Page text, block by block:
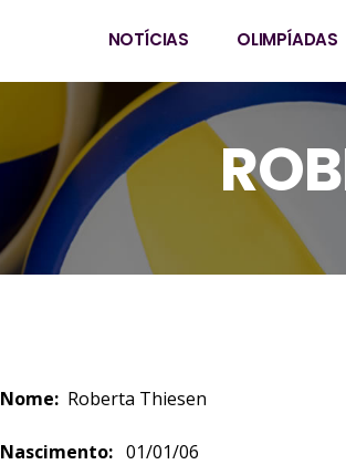
NOTÍCIAS OLIMPÍADAS
Nome: Roberta
Nascimento: 01/01/06